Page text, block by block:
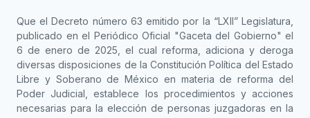
Que el Decreto número 63 emitido por la “LXII” Legislatura,
publicado en el Periódico Oficial "Gaceta del Gobierno" el
6 de enero de 2025, el cual reforma, adiciona y deroga
diversas disposiciones de la Constitución Política del Estado
Libre y Soberano de México en materia de reforma del
Poder Judicial, establece los procedimientos y acciones
necesarias para la elección de personas juzgadoras en la